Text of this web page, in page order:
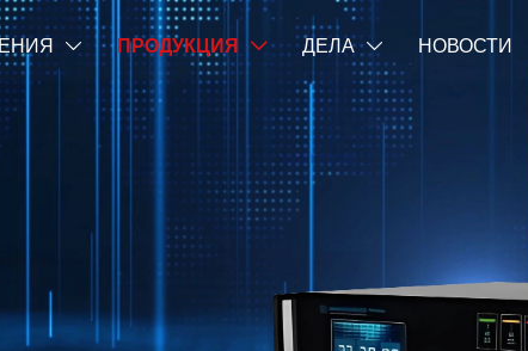
 ПРОДУКЦИЯ  ДЕЛА  НОВОСТИ